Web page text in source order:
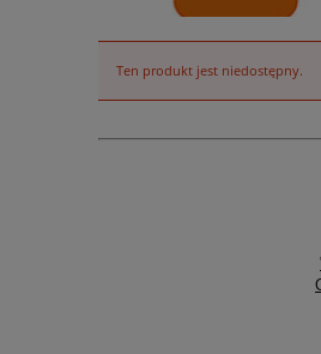
Ten produkt jest niedostępny.